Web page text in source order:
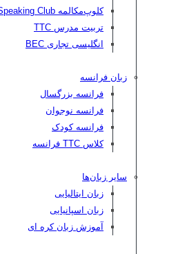
کلوپ‌مکالمه Speaking Club
تربیت مدرس TTC
انگلیسی تجاری BEC
زبان فرانسه
فرانسه بزرگسال
فرانسه نوجوان
فرانسه کودک
کلاس TTC فرانسه
سایر زبان‌ها
زبان ایتالیایی
زبان اسپانیایی
آموزش زبان کره ای